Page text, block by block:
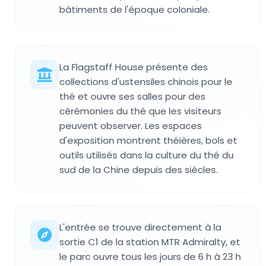
bâtiments de l'époque coloniale.
La Flagstaff House présente des
collections d'ustensiles chinois pour le
thé et ouvre ses salles pour des
cérémonies du thé que les visiteurs
peuvent observer. Les espaces
d'exposition montrent théières, bols et
outils utilisés dans la culture du thé du
sud de la Chine depuis des siècles.
L'entrée se trouve directement à la
sortie C1 de la station MTR Admiralty, et
le parc ouvre tous les jours de 6 h à 23 h